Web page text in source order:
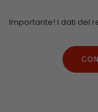
Importante! I dati del